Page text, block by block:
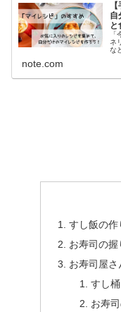
自
と
ネ
な
note.com
すし飯の作
お寿司の握
お寿司屋
すし桶
お寿